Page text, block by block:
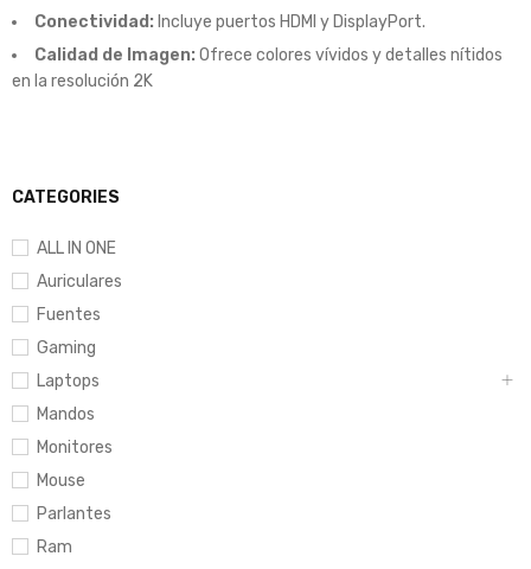
CATEGORIES
ALL IN ONE
Auriculares
Fuentes
Gaming
Laptops
Mandos
Monitores
Mouse
Parlantes
Ram
Conectividad: Incluye puertos HDMI y DisplayPort.
Calidad de Imagen: Ofrece colores vívidos y detalles nítidos
en la resolución 2K